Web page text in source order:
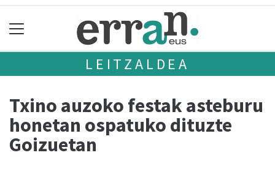
LEITZALDEA
Txino auzoko festak asteburu
honetan ospatuko dituzte
Goizuetan